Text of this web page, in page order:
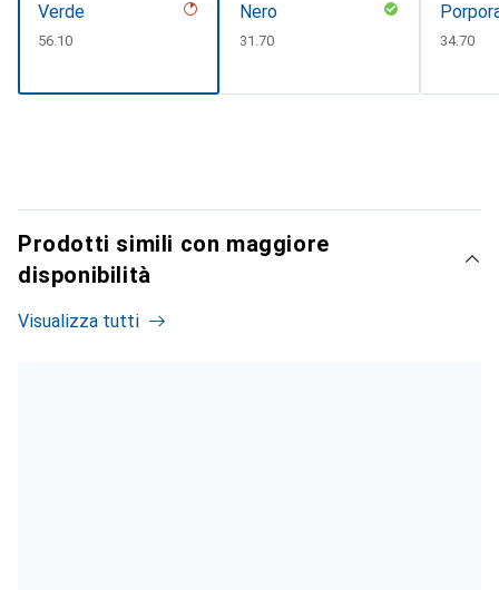
Verde
CHF
56.10
Nero
CHF
31.70 CHF
34.70
Prodotti simili con maggiore
disponibilità
Visualizza tutti